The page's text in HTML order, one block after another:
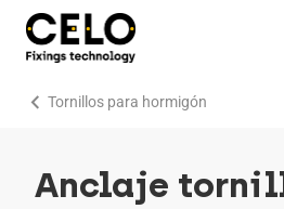
Tornillos para hormigón
chevron_right
Anclaje